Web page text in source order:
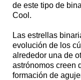
de este tipo de
Cool.
Las estrellas
evolución de los
alrededor una de
astrónomos creen
formación de